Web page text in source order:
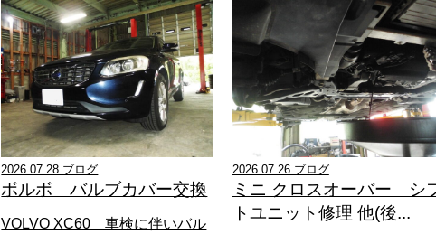
2026.07.28 ブログ
ボルボ バルブカバー交換
VOLVO XC60 車検に伴いバル
2026.07.26 ブログ
ミニ クロスオーバー シ
トユニット修理 他(後...